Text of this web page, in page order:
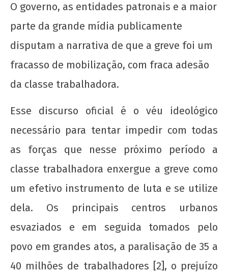
A vitória de ontem e a tarefa de amanhã
5 de
maio
de
2017
admin
Organizar a juventude trabalhadora nos seus
maio
2017
wp-
O governo, as entidades patronais e a maior
parte da grande mídia publicamente
disputam a narrativa de que a greve foi um
fracasso de mobilização, com fraca adesão
da classe trabalhadora.
Esse discurso oficial é o véu ideológico
necessário para tentar impedir com todas
as forças que nesse próximo período a
classe trabalhadora enxergue a greve como
um efetivo instrumento de luta e se utilize
dela. Os principais centros urbanos
esvaziados e em seguida tomados pelo
povo em grandes atos, a paralisação de 35 a
40 milhões de trabalhadores [2], o prejuízo